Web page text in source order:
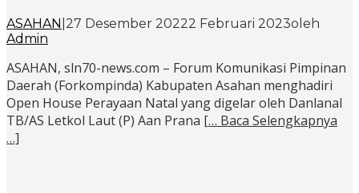
ASAHAN 27 Desember 20222 Februari 2023oleh
Admin
ASAHAN, sln70-news.com – Forum Komunikasi Pimpinan
Daerah (Forkompinda) Kabupaten Asahan menghadiri
Open House Perayaan Natal yang digelar oleh Danlanal
TB/AS Letkol Laut (P) Aan Prana [… Baca Selengkapnya
…]